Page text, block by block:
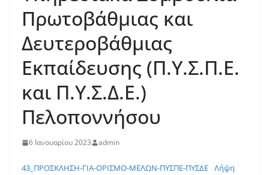
Πρωτοβάθμιας και
Δευτεροβάθμιας
Εκπαίδευσης (Π.Υ.Σ.Π.Ε.
και Π.Υ.Σ.Δ.Ε.)
Πελοποννήσου
6 Ιανουαρίου 2023 admin
43_ΠΡΟΣΚΛΗΣΗ-ΓΙΑ-ΟΡΙΣΜΟ-ΜΕΛΩΝ-ΠΥΣΠΕ-ΠΥΣΔΕ Λήψη